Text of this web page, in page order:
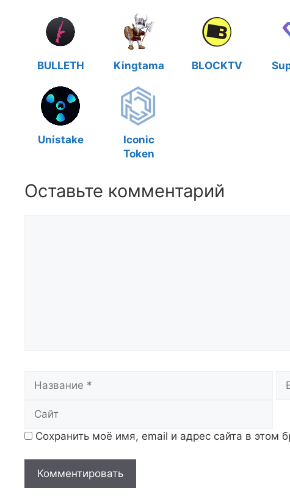
BULLETH Kingtama BLOCKTV
Unistake
Iconic
Token
Оставьте комментарий
Сохранить моё имя, email и адрес сайта в этом